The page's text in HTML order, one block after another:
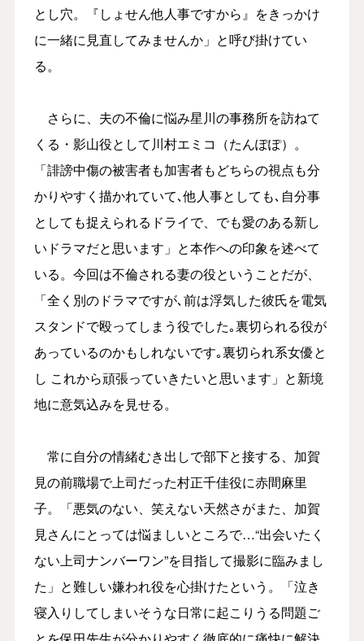
とし穴。『しょせん他人事ですから』をきっかけ
に一緒に見直してみませんか」と呼び掛けてい
る。
さらに、夫の不倫に悩み星川の事務所を訪ねて
くる・影山役として川村エミコ（たんぽぽ）。
「誹謗中傷の被害者も加害者もどちらの視点も分
かりやすく描かれていて､他人事としても､自分事
としても捉えられるドライで、でも愛のある新し
いドラマだと思います」と本作への印象を述べて
いる。今回は不倫される妻の役ということだが、
「全く別のドラマですが､前は浮気した彼氏を電気
スタンドで殴ってしまう役でした｡裏切られる役が
あっているのかもしれないです｡裏切られ系女優と
し これから頑張っていきたいと思います」と新境
地に意気込みを見せる。
常に自分の情緒むき出しで部下と接する、加賀
見の前職場で上司だった村正千佳役に赤間麻里
子。「悪気のない、笑えない天然さがまた、加賀
見さんにとっては悩ましいところで…“出会いたく
ない上司ナンバーワン”を目指して撮影に臨みまし
た」と難しい嫌われ役を心掛けたという。「泣き
寝入りしてしまいそうな日常に起こりうる問題ご